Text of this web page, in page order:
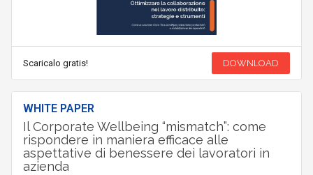
Scaricalo gratis! DOWNLOAD
WHITE PAPER
Il Corporate Wellbeing “mismatch”: come
rispondere in maniera efficace alle
aspettative di benessere dei lavoratori in
azienda